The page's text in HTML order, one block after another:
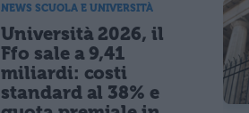
NEWS SCUOLA E UNIVERSITÀ
Università 2026, il
Ffo sale a 9,41
miliardi: costi
standard al 38% e